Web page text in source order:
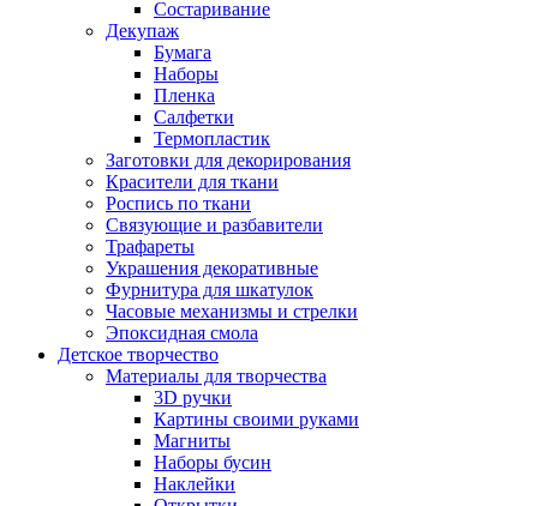
Состаривание
Декупаж
Бумага
Наборы
Пленка
Салфетки
Термопластик
Заготовки для декорирования
Красители для ткани
Роспись по ткани
Связующие и разбавители
Трафареты
Украшения декоративные
Фурнитура для шкатулок
Часовые механизмы и стрелки
Эпоксидная смола
Детское творчество
Материалы для творчества
3D ручки
Картины своими руками
Магниты
Наборы бусин
Наклейки